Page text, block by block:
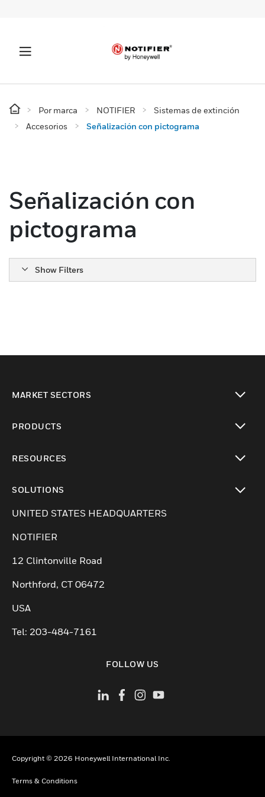
Por marca NOTIFIER
Sistemas de extinción
Accesorios
Señalización con pictograma
Señalización con
pictograma
Show Filters
MARKET SECTORS
PRODUCTS
RESOURCES
SOLUTIONS
Cambiar vista
UNITED STATES HEADQUARTERS
NOTIFIER
12 Clintonville Road
Northford, CT 06472
USA
Tel: 203-484-7161
FOLLOW US
Copyright © 2026 Honeywell International Inc.
Terms & Conditions